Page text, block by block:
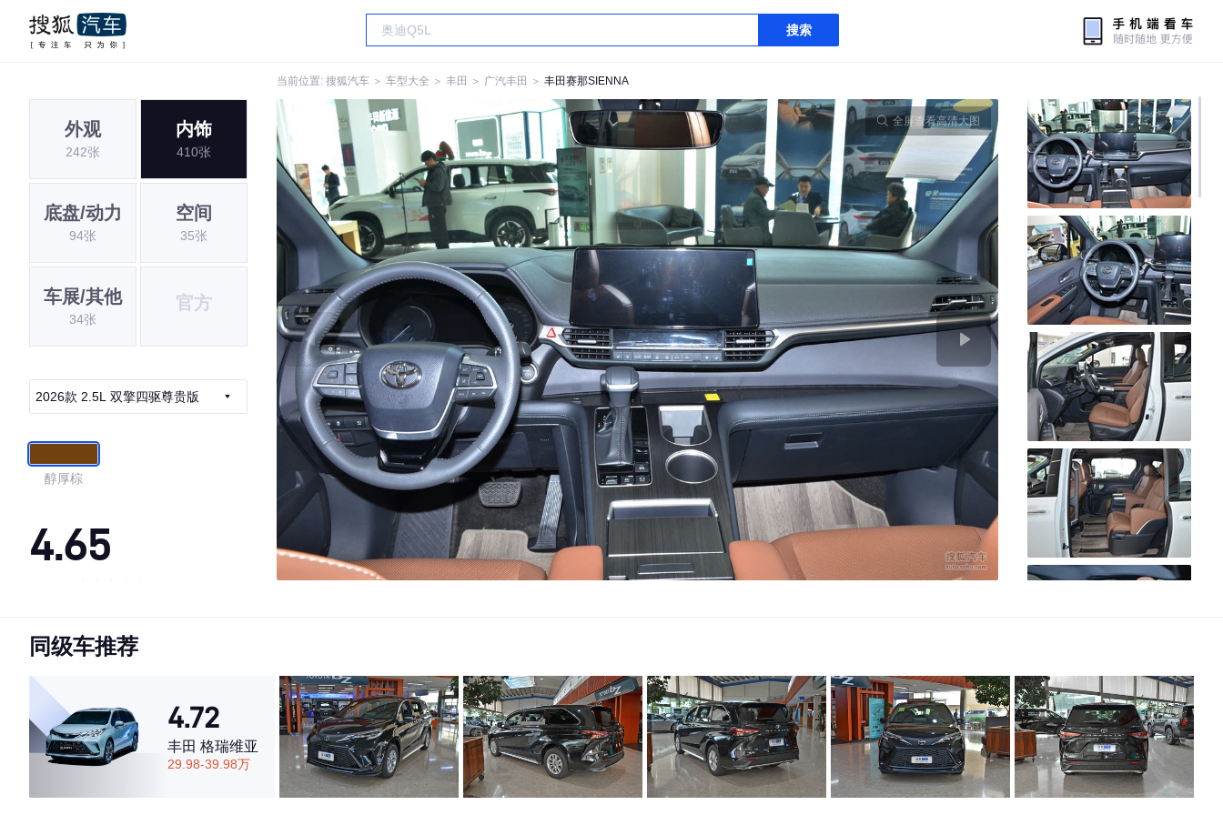
搜索
当前位置: 搜狐汽车 ＞ 车型大全 ＞ 丰田 ＞ 广汽丰田 ＞ 丰田赛那SIENNA
外观
242张
内饰
410张
底盘/动力
94张
空间
35张
车展/其他
34张
官方
2026款 2.5L 双擎四驱尊贵版
醇厚棕
4.65
·内饰表现一般，低于70%同级车
·空间表现一般，低于67%同级车
全屏查看高清大图
同级车推荐
4.72
丰田 格瑞维亚
29.98-39.98万